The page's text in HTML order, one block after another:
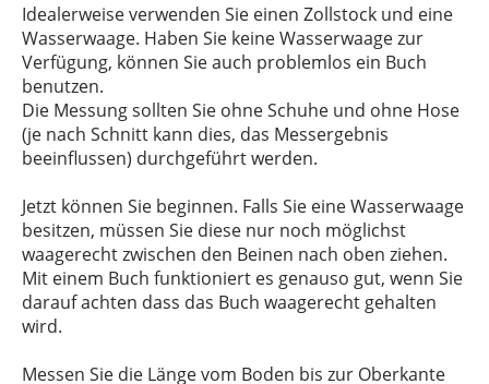
Idealerweise verwenden Sie einen Zollstock und eine
Wasserwaage. Haben Sie keine Wasserwaage zur
Verfügung, können Sie auch problemlos ein Buch
benutzen.
Die Messung sollten Sie ohne Schuhe und ohne Hose
(je nach Schnitt kann dies, das Messergebnis
beeinflussen) durchgeführt werden.
Jetzt können Sie beginnen. Falls Sie eine Wasserwaage
besitzen, müssen Sie diese nur noch möglichst
waagerecht zwischen den Beinen nach oben ziehen.
Mit einem Buch funktioniert es genauso gut, wenn Sie
darauf achten dass das Buch waagerecht gehalten
wird.
Messen Sie die Länge vom Boden bis zur Oberkante